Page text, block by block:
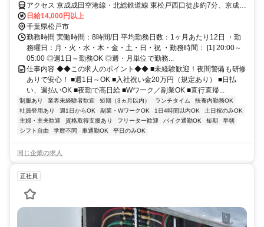
アクセス 京成成田空港線・北総鉄道線 東松戸西口徒歩約7分、京成成
田空港線・北総鉄道線 秋山徒歩約22分、京成成田空港線・北総鉄道
線 松飛台徒歩約22分 (面接地/松戸リクルートセンター)千葉県松戸市
本町２５－５ 松戸本町ビル６Ｆ
日給14,000円以上
千葉県松戸市
勤務時間 実働時間：8時間/日 平均勤務日数：1ヶ月あたり12日 ・勤
務曜日：月・火・水・木・金・土・日・祝 ・勤務時間： [1] 20:00～
05:00 ◎週1日～勤務OK ◎週・月単位で勤務...
仕事内容 ◆◆この求人のポイント◆◆ ■未経験歓迎！夜間警備も研修
ありで安心！ ■週1日～OK ■入社祝い金20万円（規定あり） ■日払
い、週払いOK ■夜勤で高日給 ■Wワーク／副業OK ■直行直帰...
制服あり 業界未経験者歓迎 短期（3ヵ月以内） ランチタイム
扶養内勤務OK
社員登用あり
週1日からOK 副業・WワークOK 1日4時間以内OK
土日祝のみOK
主婦・主夫歓迎
資格取得支援あり フリーター歓迎 バイク通勤OK 短期
早朝
シフト自由
学歴不問 車通勤OK 平日のみOK
同じ企業の求人
正社員